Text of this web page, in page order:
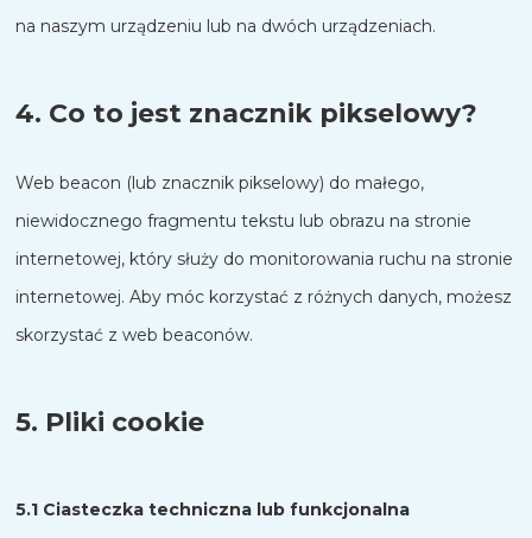
na naszym urządzeniu lub na dwóch urządzeniach.
4. Co to jest znacznik pikselowy?
Web beacon (lub znacznik pikselowy) do małego,
niewidocznego fragmentu tekstu lub obrazu na stronie
internetowej, który służy do monitorowania ruchu na stronie
internetowej. Aby móc korzystać z różnych danych, możesz
skorzystać z web beaconów.
5. Pliki cookie
5.1 Ciasteczka techniczna lub funkcjonalna